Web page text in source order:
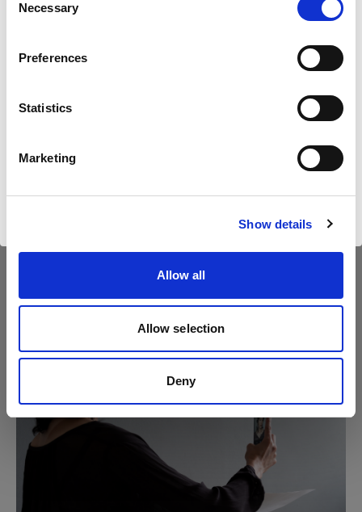
Selection
Necessary
Preferences
Statistics
Marketing
Show details
Allow all
Allow selection
Deny
United States
Langue